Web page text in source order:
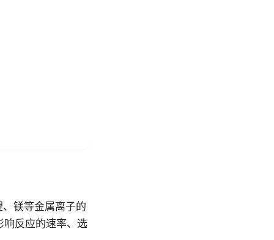
镁等金属离子的
响反应的速率、选